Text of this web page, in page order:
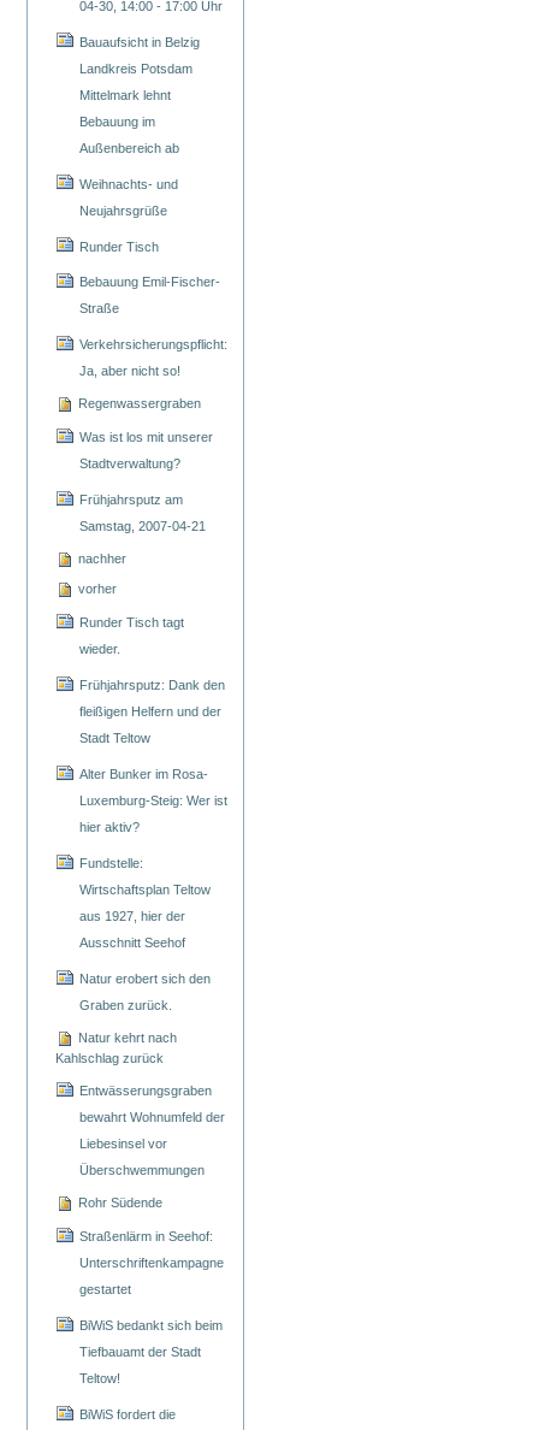
04-30, 14:00 - 17:00 Uhr
Bauaufsicht in Belzig
Landkreis Potsdam
Mittelmark lehnt
Bebauung im
Außenbereich ab
Weihnachts- und
Neujahrsgrüße
Runder Tisch
Bebauung Emil-Fischer-
Straße
Verkehrsicherungspflicht:
Ja, aber nicht so!
Regenwassergraben
Was ist los mit unserer
Stadtverwaltung?
Frühjahrsputz am
Samstag, 2007-04-21
nachher
vorher
Runder Tisch tagt
wieder.
Frühjahrsputz: Dank den
fleißigen Helfern und der
Stadt Teltow
Alter Bunker im Rosa-
Luxemburg-Steig: Wer ist
hier aktiv?
Fundstelle:
Wirtschaftsplan Teltow
aus 1927, hier der
Ausschnitt Seehof
Natur erobert sich den
Graben zurück.
Natur kehrt nach
Kahlschlag zurück
Entwässerungsgraben
bewahrt Wohnumfeld der
Liebesinsel vor
Überschwemmungen
Rohr Südende
Straßenlärm in Seehof:
Unterschriftenkampagne
gestartet
BiWiS bedankt sich beim
Tiefbauamt der Stadt
Teltow!
BiWiS fordert die